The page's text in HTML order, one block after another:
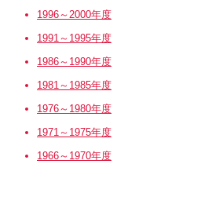
1996～2000年度
1991～1995年度
1986～1990年度
1981～1985年度
1976～1980年度
1971～1975年度
1966～1970年度